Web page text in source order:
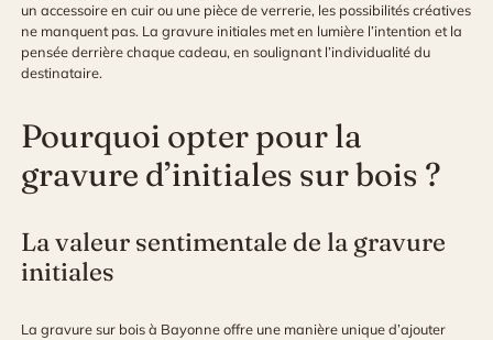
un accessoire en cuir ou une pièce de verrerie, les possibilités créatives
ne manquent pas. La gravure initiales met en lumière l’intention et la
pensée derrière chaque cadeau, en soulignant l’individualité du
destinataire.
Pourquoi opter pour la
gravure d’initiales sur bois ?
La valeur sentimentale de la gravure
initiales
Lagravure sur bois à Bayonneoffre une manière unique d’ajouter